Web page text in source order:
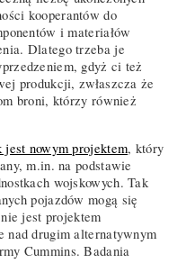
kooperantów do
i materiałów
Dlatego trzeba je
gdyż ci też
produkcji, zwłaszcza że
broni, którzy również
jest nowym projektem, który
m.in. na podstawie
wojskowych. Tak
pojazdów mogą się
jest projektem
nad drugim alternatywnym
Cummins. Badania